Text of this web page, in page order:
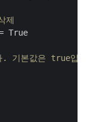
제
True
. 기본값은 true입